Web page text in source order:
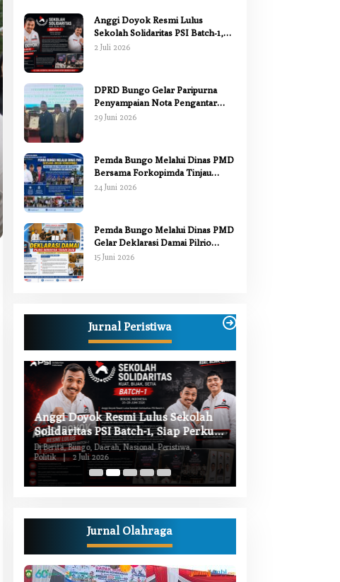
Anggi Doyok Resmi Lulus
Sekolah Solidaritas PSI Batch-1,
Siap Perkuat Kiprah Politik dari
2 Juli 2026
DPRD Bungo Gelar Paripurna
Penyampaian Nota Pengantar
Pertanggungjawaban Pelaksanaan
29 Juni 2026
Pemda Bungo Melalui Dinas PMD
Bersama Forkopimda Tinjau
Pelaksanaan Pilrio Serentak 2026
24 Juni 2026
Pemda Bungo Melalui Dinas PMD
Gelar Deklarasi Damai Pilrio
Serentak Tahun 2026
15 Juni 2026
Jurnal Peristiwa
Anggi Doyok Resmi Lulus Sekolah
Solidaritas PSI Batch-1, Siap Perkuat
Kiprah Politik dari Daerah
Di Berita, Bungo, Daerah, Nasional, Peristiwa,
Politik
| 2 Juli 2026
Jurnal Olahraga